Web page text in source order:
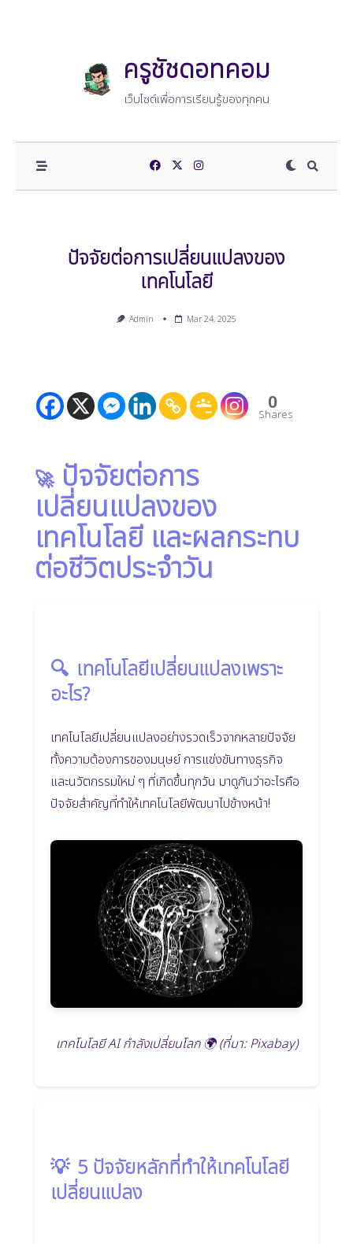
ครูชัชดอทคอม
เว็บไซต์เพื่อการเรียนรู้ของทุกคน
ปัจจัยต่อการเปลี่ยนแปลงของ
เทคโนโลยี
Admin Mar 24, 2025
0
Shares
🚀 ปัจจัยต่อการ
เปลี่ยนแปลงของ
เทคโนโลยี และผลกระทบ
ต่อชีวิตประจำวัน
🔍 เทคโนโลยีเปลี่ยนแปลงเพราะ
อะไร?
เทคโนโลยีเปลี่ยนแปลงอย่างรวดเร็วจากหลายปัจจัย
ทั้งความต้องการของมนุษย์ การแข่งขันทางธุรกิจ
และนวัตกรรมใหม่ ๆ ที่เกิดขึ้นทุกวัน มาดูกันว่าอะไรคือ
ปัจจัยสำคัญที่ทำให้เทคโนโลยีพัฒนาไปข้างหน้า!
เทคโนโลยี AI กำลังเปลี่ยนโลก 🌍 (ที่มา: Pixabay)
💡 5 ปัจจัยหลักที่ทำให้เทคโนโลยี
เปลี่ยนแปลง